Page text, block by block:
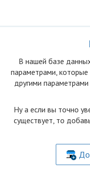
В нашей базе
параметрами,
другими
Ну а если вы точно
существует, то